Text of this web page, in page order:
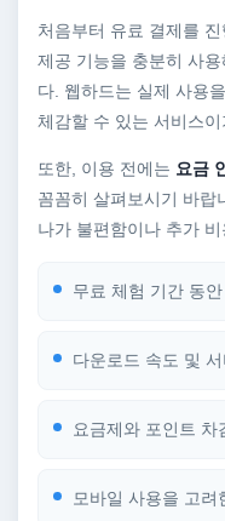
처음부터 유료 결제를
제공 기능을 충분히 사
다. 웹하드는 실제 사용
체감할 수 있는 서비스이
또한, 이용 전에는 요금
꼼꼼히 살펴보시기 바랍
나가 불편함이나 추가
무료 체험 기간 동
다운로드 속도 및
요금제와 포인트 차
모바일 사용을 고려